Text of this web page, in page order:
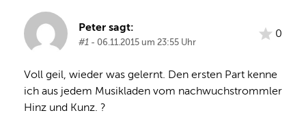
Peter sagt:
#1 - 06.11.2015 um 23:55 Uhr
0
Voll geil, wieder was gelernt. Den ersten Part kenne
ich aus jedem Musikladen vom nachwuchstrommler
Hinz und Kunz. ?